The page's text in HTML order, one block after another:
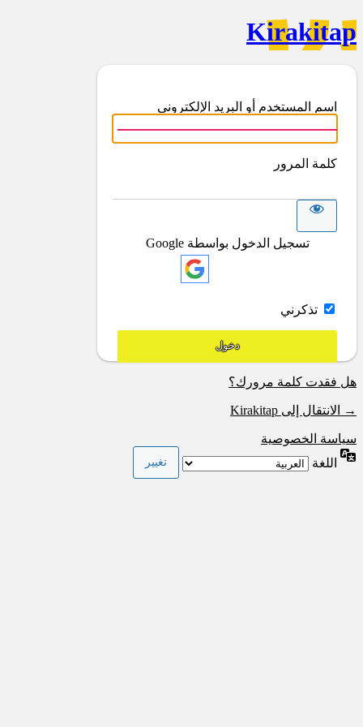
Kirakitap
اسم المستخدم أو البريد الإلكتروني
كلمة المرور
تسجيل الدخول بواسطة Google
تذكرني
هل فقدت كلمة مرورك؟
→ الانتقال إلى Kirakitap
سياسة الخصوصية
اللغة